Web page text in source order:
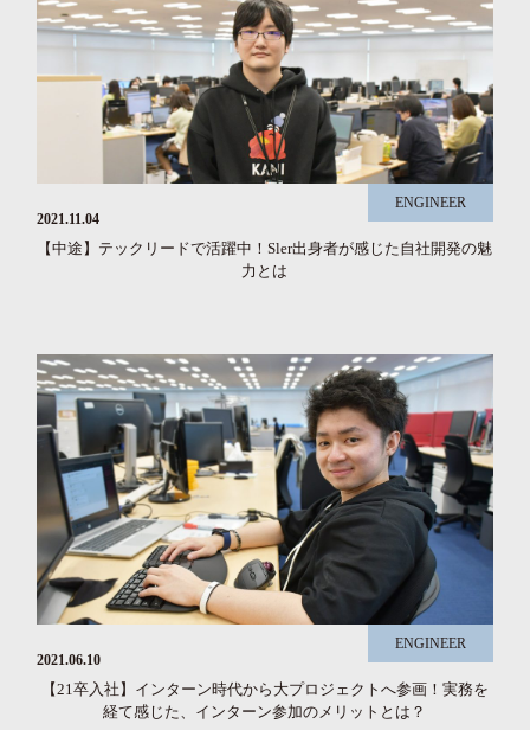
ENGINEER
2021.11.04
【中途】テックリードで活躍中！Sler出身者が感じた自社開発の魅
力とは
ENGINEER
2021.06.10
【21卒入社】インターン時代から大プロジェクトへ参画！実務を
経て感じた、インターン参加のメリットとは？